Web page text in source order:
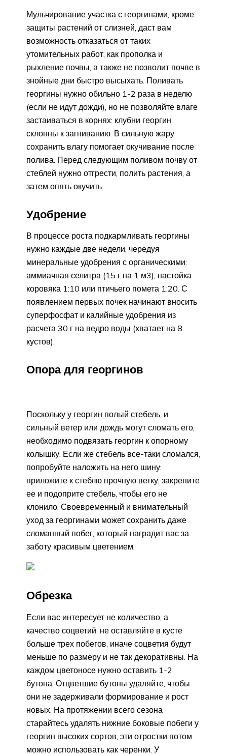
Мульчирование участка с георгинами, кроме
защиты растений от слизней, даст вам
возможность отказаться от таких
утомительных работ, как прополка и
рыхление почвы, а также не позволит почве в
знойные дни быстро высыхать. Поливать
георгины нужно обильно 1-2 раза в неделю
(если не идут дожди), но не позволяйте влаге
застаиваться в корнях: клубни георгин
склонны к загниванию. В сильную жару
сохранить влагу помогает окучивание после
полива. Перед следующим поливом почву от
стеблей нужно отгрести, полить растения, а
затем опять окучить.
Удобрение
В процессе роста подкармливать георгины
нужно каждые две недели, чередуя
минеральные удобрения с органическими:
аммиачная селитра (15 г на 1 м3), настойка
коровяка 1:10 или птичьего помета 1:20. С
появлением первых почек начинают вносить
суперфосфат и калийные удобрения из
расчета 30 г на ведро воды (хватает на 8
кустов).
Опора для георгинов
Поскольку у георгин полый стебель, и
сильный ветер или дождь могут сломать его,
необходимо подвязать георгин к опорному
колышку. Если же стебель все-таки сломался,
попробуйте наложить на него шину:
приложите к стеблю прочную ветку, закрепите
ее и подоприте стебель, чтобы его не
клонило. Своевременный и внимательный
уход за георгинами может сохранить даже
сломанный побег, который наградит вас за
заботу красивым цветением.
Обрезка
Если вас интересует не количество, а
качество соцветий, не оставляйте в кусте
больше трех побегов, иначе соцветия будут
меньше по размеру и не так декоративны. На
каждом цветоносе нужно оставить 1-2
бутона. Отцветшие бутоны удаляйте, чтобы
они не задерживали формирование и рост
новых. На протяжении всего сезона
старайтесь удалять нижние боковые побеги у
георгин высоких сортов, эти отростки потом
можно использовать как черенки. У